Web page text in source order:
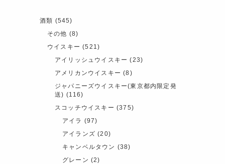
酒類 (545)
その他 (8)
ウイスキー (521)
アイリッシュウイスキー (23)
アメリカンウイスキー (8)
ジャパニーズウイスキー(東京都内限定発
送) (116)
スコッチウイスキー (375)
アイラ (97)
アイランズ (20)
キャンベルタウン (38)
グレーン (2)